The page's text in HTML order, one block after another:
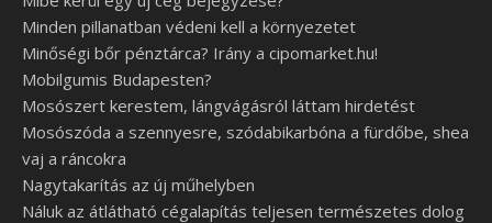
Minden pillanatban védeni kell a környezetet
Minőségi bőr pénztárca? Irány a cipomarket.hu!
Mobilgumis Budapesten?
Mosószert kerestem, lángvágásról láttam hirdetést
Mosószóda a szennyesre, szódabikarbóna a fürdőbe, shea
vaj a ráncokra
Nagytakarítás az új műhelyben
Náluk az átlátható cégalapítás teljesen természetes dolog